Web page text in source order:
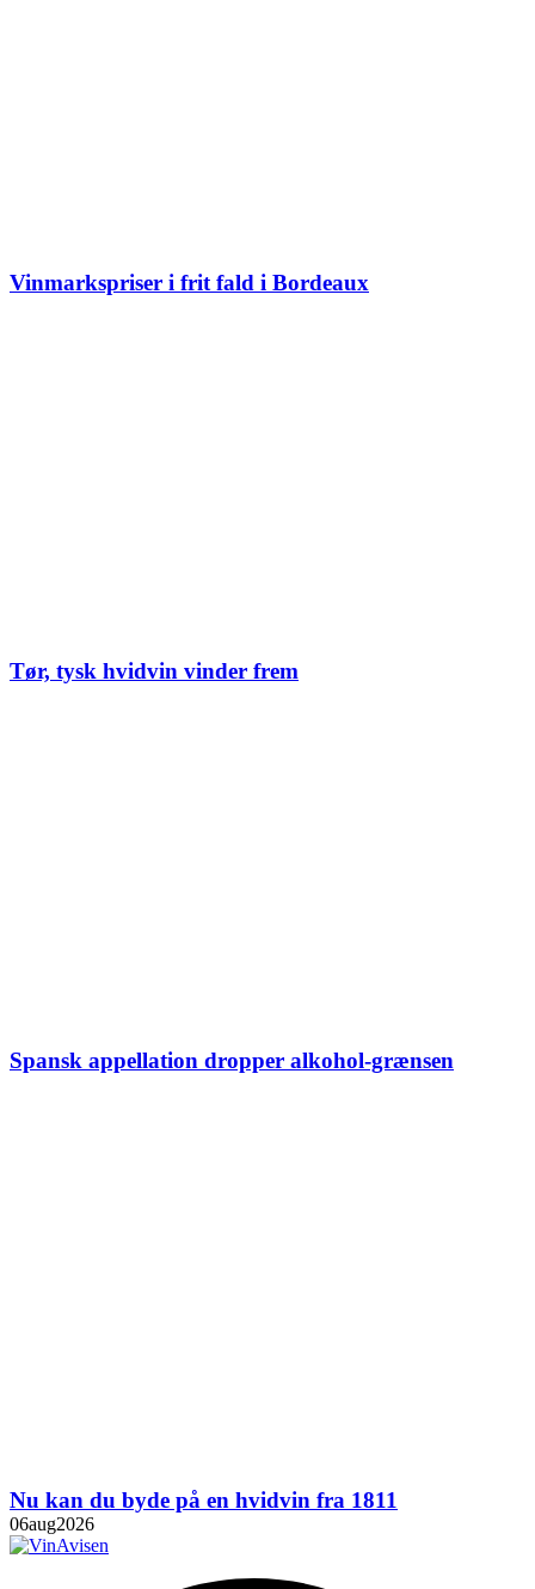
Vinmarkspriser i frit fald i Bordeaux
Tør, tysk hvidvin vinder frem
Spansk appellation dropper alkohol-grænsen
Nu kan du byde på en hvidvin fra 1811
06aug2026